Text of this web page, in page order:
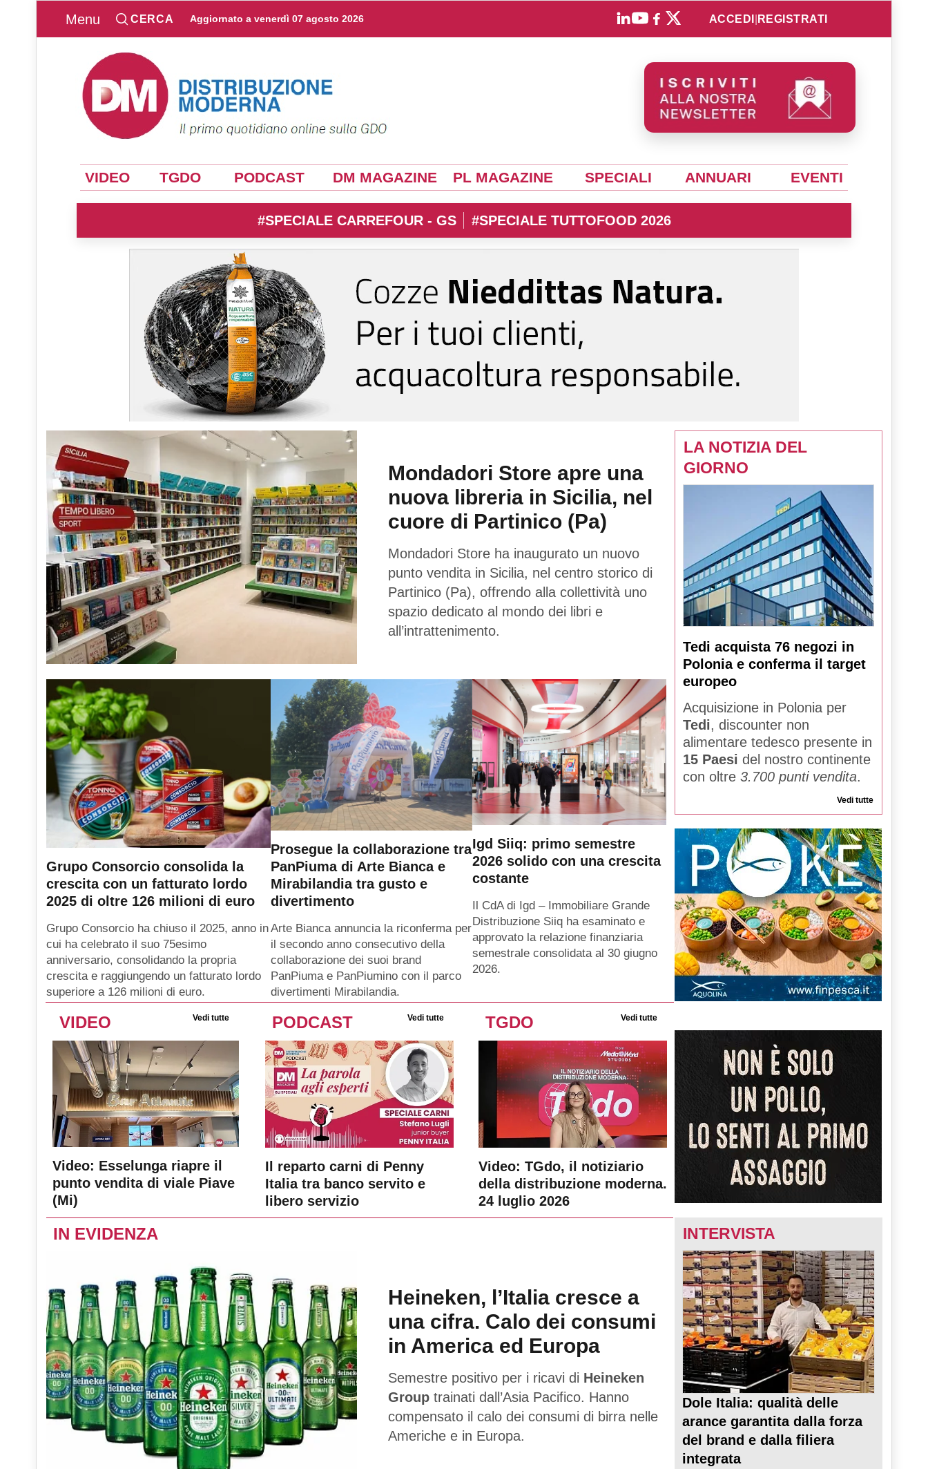
Menu CERCA Aggiornato a venerdì 07 agosto 2026 ACCEDI REGISTRATI
VIDEO TGDO PODCAST DM MAGAZINE PL MAGAZINE SPECIALI ANNUARI EVENTI
#SPECIALE CARREFOUR - GS #SPECIALE TUTTOFOOD 2026
Mondadori Store apre una
nuova libreria in Sicilia, nel
cuore di Partinico (Pa)
Mondadori Store ha inaugurato un nuovo
punto vendita in Sicilia, nel centro storico di
Partinico (Pa), offrendo alla collettività uno
spazio dedicato al mondo dei libri e
all’intrattenimento.
Grupo Consorcio consolida la
crescita con un fatturato lordo
2025 di oltre 126 milioni di euro
Grupo Consorcio ha chiuso il 2025, anno in
cui ha celebrato il suo 75esimo
anniversario, consolidando la propria
crescita e raggiungendo un fatturato lordo
superiore a 126 milioni di euro.
Prosegue la collaborazione tra
PanPiuma di Arte Bianca e
Mirabilandia tra gusto e
divertimento
Arte Bianca annuncia la riconferma per
il secondo anno consecutivo della
collaborazione dei suoi brand
PanPiuma e PanPiumino con il parco
divertimenti Mirabilandia.
Igd Siiq: primo semestre
2026 solido con una crescita
costante
Il CdA di Igd – Immobiliare Grande
Distribuzione Siiq ha esaminato e
approvato la relazione finanziaria
semestrale consolidata al 30 giugno
2026.
LA NOTIZIA DEL
GIORNO
Tedi acquista 76 negozi in
Polonia e conferma il target
europeo
Acquisizione in Polonia per
Tedi, discounter non
alimentare tedesco presente in
15 Paesi del nostro continente
con oltre 3.700 punti vendita.
Vedi tutte
VIDEO Vedi tutte
Video: Esselunga riapre il
punto vendita di viale Piave
(Mi)
PODCAST Vedi tutte
Il reparto carni di Penny
Italia tra banco servito e
libero servizio
TGDO Vedi tutte
Video: TGdo, il notiziario
della distribuzione moderna.
24 luglio 2026
IN EVIDENZA
Heineken, l’Italia cresce a
una cifra. Calo dei consumi
in America ed Europa
Semestre positivo per i ricavi di Heineken
Group trainati dall’Asia Pacifico. Hanno
compensato il calo dei consumi di birra nelle
Americhe e in Europa.
INTERVISTA
Dole Italia: qualità delle
arance garantita dalla forza
del brand e dalla filiera
integrata